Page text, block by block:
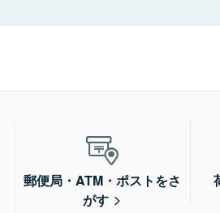
郵便局・ATM・ポストをさ
がす